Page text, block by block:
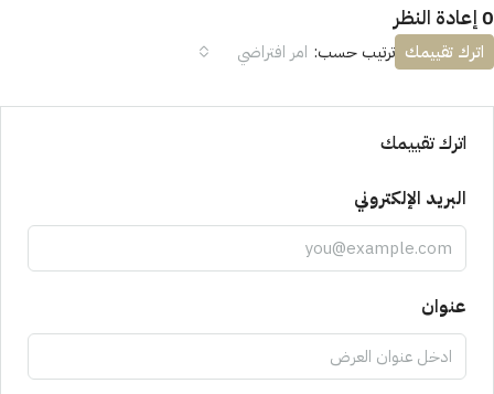
0 إعادة النظر
ترتيب حسب: امر افتراضي اترك تقييمك
اترك تقييمك
البريد الإلكتروني
عنوان